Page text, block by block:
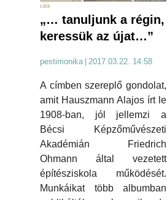
cikk
„… tanuljunk a régin,
keressük az újat…”
pestimonika | 2017.03.22. 14:58
A címben szereplő gondolat,
amit Hauszmann Alajos írt le
1908-ban, jól jellemzi a
Bécsi Képzőművészeti
Akadémián Friedrich
Ohmann által vezetett
építésziskola működését.
Munkáikat több albumban